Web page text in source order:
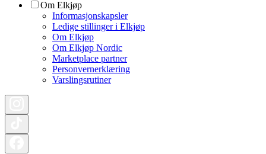
Om Elkjøp
Informasjonskapsler
Ledige stillinger i Elkjøp
Om Elkjøp
Om Elkjøp Nordic
Marketplace partner
Personvernerklæring
Varslingsrutiner